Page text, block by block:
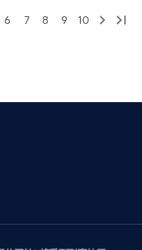
6 7 8 9 10